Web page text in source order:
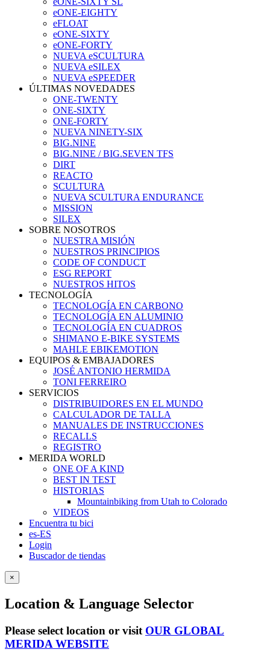
eONE-EIGHTY
eFLOAT
eONE-SIXTY
eONE-FORTY
NUEVA eSCULTURA
NUEVA eSILEX
NUEVA eSPEEDER
ÚLTIMAS NOVEDADES
ONE-TWENTY
ONE-SIXTY
ONE-FORTY
NUEVA NINETY-SIX
BIG.NINE
BIG.NINE / BIG.SEVEN TFS
DIRT
REACTO
SCULTURA
NUEVA SCULTURA ENDURANCE
MISSION
SILEX
SOBRE NOSOTROS
NUESTRA MISIÓN
NUESTROS PRINCIPIOS
CODE OF CONDUCT
ESG REPORT
NUESTROS HITOS
TECNOLOGÍA
TECNOLOGÍA EN CARBONO
TECNOLOGÍA EN ALUMINIO
TECNOLOGÍA EN CUADROS
SHIMANO E-BIKE SYSTEMS
MAHLE EBIKEMOTION
EQUIPOS & EMBAJADORES
JOSÉ ANTONIO HERMIDA
TONI FERREIRO
SERVICIOS
DISTRIBUIDORES EN EL MUNDO
CALCULADOR DE TALLA
MANUALES DE INSTRUCCIONES
RECALLS
REGISTRO
MERIDA WORLD
ONE OF A KIND
BEST IN TEST
HISTORIAS
Mountainbiking from Utah to Colorado
VIDEOS
Encuentra tu bici
es-ES
Login
Buscador de tiendas
×
Location & Language Selector
Please select location or visit OUR GLOBAL
MERIDA WEBSITE